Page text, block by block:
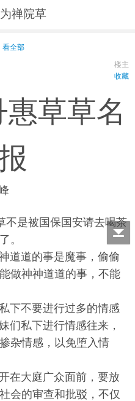
禅院草
看全部
楼主
收藏
草草名
是被国保国安请去喝茶
。
道的事是魔事，偷偷
做神神道道的事，不能
不要进行过多的情感
们私下进行情感往来，
杂情感，以免堕入情
大庭广众面前，要放
会的审查和批驳，不仅